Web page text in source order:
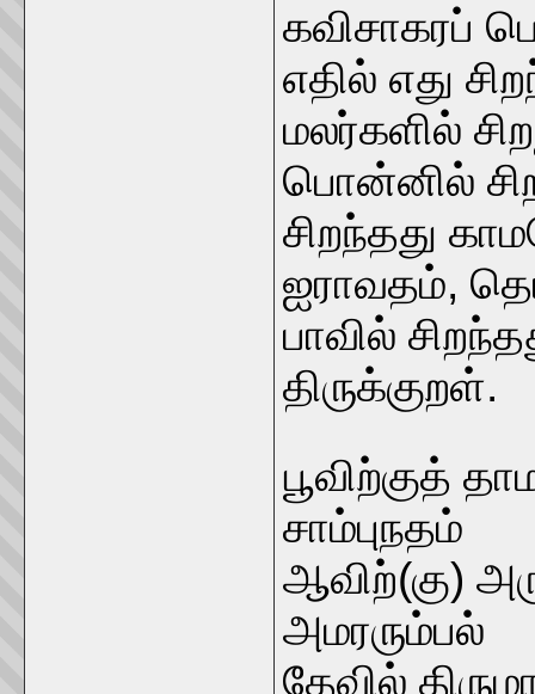
கவிசாகரப்
எதில் எது
மலர்களில்
பொன்னில்
சிறந்தது
ஐராவதம்,
பாவில்
திருக்குறள்.
பூவிற்குத்
சாம்புநதம்
ஆவிற்(கு)
அமரரும்பல்
தேவில்